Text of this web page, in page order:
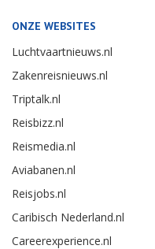
ONZE WEBSITES
Luchtvaartnieuws.nl
Zakenreisnieuws.nl
Triptalk.nl
Reisbizz.nl
Reismedia.nl
Aviabanen.nl
Reisjobs.nl
Caribisch Nederland.nl
Careerexperience.nl